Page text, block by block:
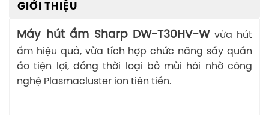
GIỚI THIỆU
Máy hút ẩm Sharp DW-T30HV-W vừa hút
ẩm hiệu quả, vừa tích hợp chức năng sấy quần
áo tiện lợi, đồng thời loại bỏ mùi hôi nhờ công
nghệ Plasmacluster ion tiên tiến.